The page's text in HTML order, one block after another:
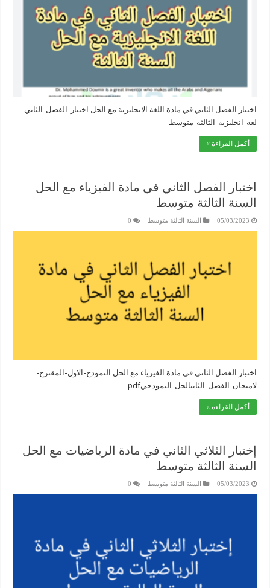
اختبار الفصل الثاني في مادة اللغة الانجليزية مع الحل اختبار-الفصل-الثاني-
لغة-انجليزية-الثالثة-متوسط
أكمل القراءة »
اختبار الفصل الثاني في مادة الفيزياء مع الحل
السنة الثالثة متوسط
05/03/2023 السنة الثالثة متوسط 0
اختبار الفصل الثاني في مادة الفيزياء مع الحل النمودج-الاول-المقترح-
لامتحان-الفصل-الثانيالحل-النمودجيpdf
أكمل القراءة »
إختبار الثلاثي الثاني في مادة الرياضيات مع الحل
السنة الثالثة متوسط
05/03/2023 السنة الثالثة متوسط 0